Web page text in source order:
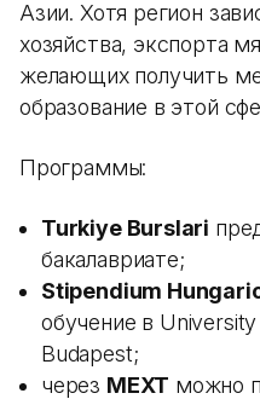
Азии. Хотя регион
хозяйства, экспорта
желающих получить
образование в этой
Программы:
Turkiye Burslari
бакалавриате;
Stipendium
обучение в
Budapest;
через MEXT можно